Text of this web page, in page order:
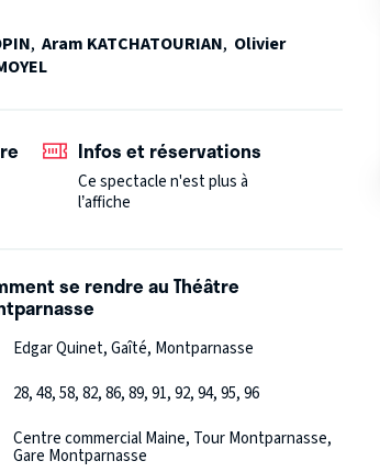
considéré comme l’un des héritiers
spectacle grandiose"
, Aram KATCHATOURIAN, Olivier
Infos et réservations
Ce spectacle n'est plus à
l’affiche
se rendre au Théâtre
Edgar Quinet, Gaîté, Montparnasse
28, 48, 58, 82, 86, 89, 91, 92, 94, 95, 96
Centre commercial Maine, Tour Montparnasse,
Gare Montparnasse